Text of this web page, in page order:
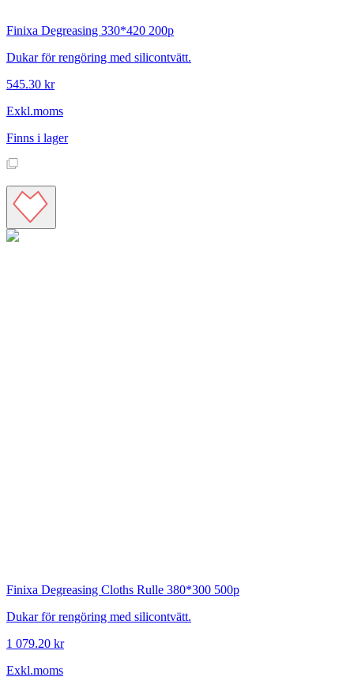
Finixa Degreasing 330*420 200p
Dukar för rengöring med silicontvätt.
545.30 kr
Exkl.moms
Finns i lager
Finixa Degreasing Cloths Rulle 380*300 500p
Dukar för rengöring med silicontvätt.
1 079.20 kr
Exkl.moms